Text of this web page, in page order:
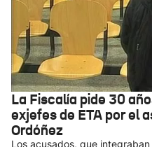
La Fiscalía pide 30
exjefes de ETA por el
Ordóñez
Los acusados, que